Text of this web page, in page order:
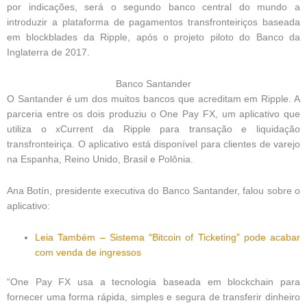
por indicações, será o segundo banco central do mundo a
introduzir a plataforma de pagamentos transfronteiriços baseada
em blockblades da Ripple, após o projeto piloto do Banco da
Inglaterra de 2017.
Banco Santander
O Santander é um dos muitos bancos que acreditam em Ripple. A
parceria entre os dois produziu o One Pay FX, um aplicativo que
utiliza o xCurrent da Ripple para transação e liquidação
transfronteiriça. O aplicativo está disponível para clientes de varejo
na Espanha, Reino Unido, Brasil e Polônia.
Ana Botín, presidente executiva do Banco Santander, falou sobre o
aplicativo:
Leia Também – Sistema “Bitcoin of Ticketing” pode acabar
com venda de ingressos
“One Pay FX usa a tecnologia baseada em blockchain para
fornecer uma forma rápida, simples e segura de transferir dinheiro